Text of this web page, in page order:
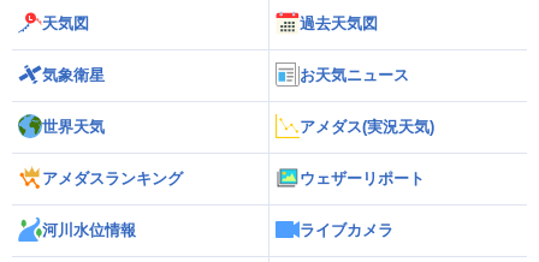
天気図 過去天気図
気象衛星 お天気ニュース
世界天気 アメダス(実況天気)
アメダスランキング ウェザーリポート
河川水位情報 ライブカメラ